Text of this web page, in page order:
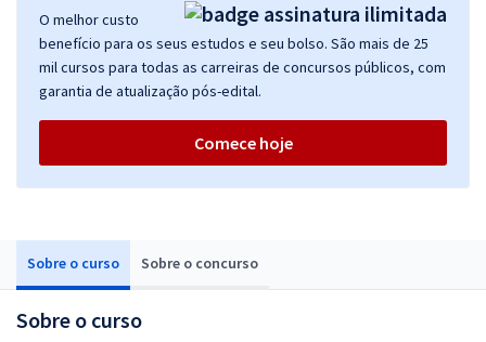
Sobre o curso Sobre o concurso
Sobre o curso
O melhor custo
benefício para os seus estudos e seu bolso. São mais de 25
mil cursos para todas as carreiras de concursos públicos, com
garantia de atualização pós-edital.
Comece hoje